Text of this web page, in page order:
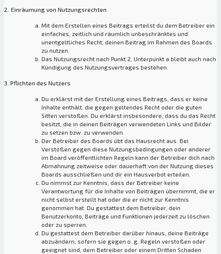
2. Einräumung von Nutzungsrechten
Mit dem Erstellen eines Beitrags erteilst du dem Betreiber ein
einfaches, zeitlich und räumlich unbeschränktes und
unentgeltliches Recht, deinen Beitrag im Rahmen des Boards
zu nutzen.
Das Nutzungsrecht nach Punkt 2, Unterpunkt a bleibt auch nach
Kündigung des Nutzungsvertrages bestehen.
3. Pflichten des Nutzers
Du erklärst mit der Erstellung eines Beitrags, dass er keine
Inhalte enthält, die gegen geltendes Recht oder die guten
Sitten verstoßen. Du erklärst insbesondere, dass du das Recht
besitzt, die in deinen Beiträgen verwendeten Links und Bilder
zu setzen bzw. zu verwenden.
Der Betreiber des Boards übt das Hausrecht aus. Bei
Verstößen gegen diese Nutzungsbedingungen oder anderer
im Board veröffentlichten Regeln kann der Betreiber dich nach
Abmahnung zeitweise oder dauerhaft von der Nutzung dieses
Boards ausschließen und dir ein Hausverbot erteilen.
Du nimmst zur Kenntnis, dass der Betreiber keine
Verantwortung für die Inhalte von Beiträgen übernimmt, die er
nicht selbst erstellt hat oder die er nicht zur Kenntnis
genommen hat. Du gestattest dem Betreiber, dein
Benutzerkonto, Beiträge und Funktionen jederzeit zu löschen
oder zu sperren.
Du gestattest dem Betreiber darüber hinaus, deine Beiträge
abzuändern, sofern sie gegen o. g. Regeln verstoßen oder
geeignet sind, dem Betreiber oder einem Dritten Schaden